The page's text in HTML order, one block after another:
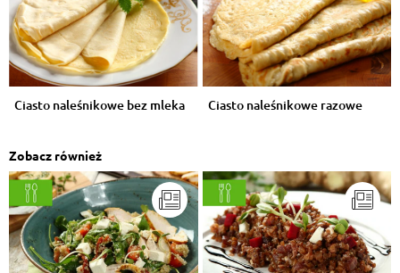
Ciasto naleśnikowe bez mleka Ciasto naleśnikowe razowe
Zobacz również